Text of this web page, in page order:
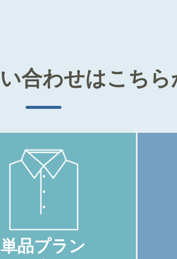
合わせはこちら
単品プラン